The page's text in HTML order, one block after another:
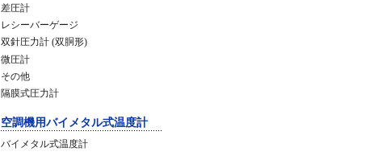
差圧計
レシーバーゲージ
双針圧力計 (双胴形)
微圧計
その他
隔膜式圧力計
空調機用バイメタル式温度計
バイメタル式温度計